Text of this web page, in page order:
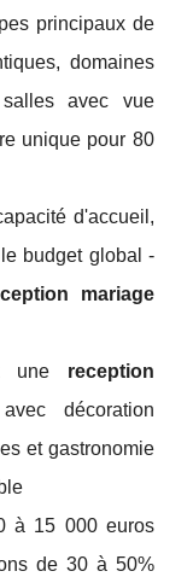
principaux de
domaines
avec vue
unique pour 80
d'accueil,
budget global -
mariage
une reception
décoration
et gastronomie
à 15 000 euros
de 30 à 50%